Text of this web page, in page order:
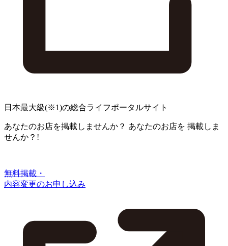
日本最大級(※1)の総合ライフポータルサイト
あなたのお店を掲載しませんか？ あなたのお店を 掲載しま
せんか？!
無料掲載・
内容変更のお申し込み